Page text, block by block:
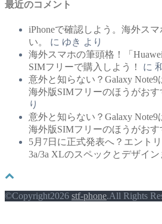
最近のコメント
iPhoneで確認しよう。海外ス
い。
に ゆき より
海外スマホの筆頭格！「
SIMフリーで購入しよう！
に
意外と知らない？Galaxy
海外版SIMフリーのほうがおす
り
意外と知らない？Galaxy
海外版SIMフリーのほうがおす
5月7日に正式発表へ？エント
3a/3a XLのスペックとデザイン
©Copyright2026 stf-phone.All Rights